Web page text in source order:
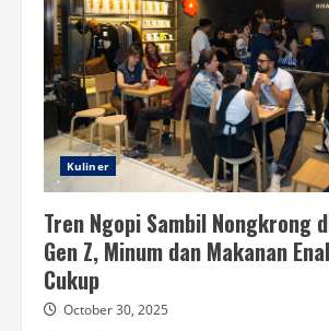
Kenyang
dan
Lezat
Kuliner
Tren Ngopi Sambil Nongkrong
Gen Z, Minum dan Makanan
Cukup
October 30, 2025